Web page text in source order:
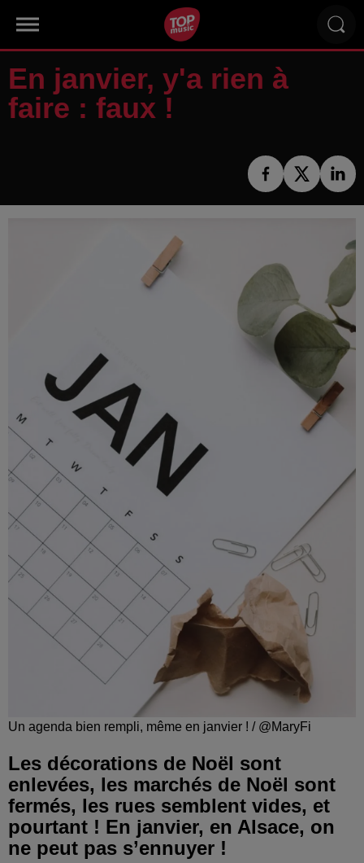
En janvier, y'a rien à
faire : faux !
Un agenda bien rempli, même en janvier ! / @MaryFi
Les décorations de Noël sont
enlevées, les marchés de Noël sont
fermés, les rues semblent vides, et
pourtant ! En janvier, en Alsace, on
ne peut pas s’ennuyer !